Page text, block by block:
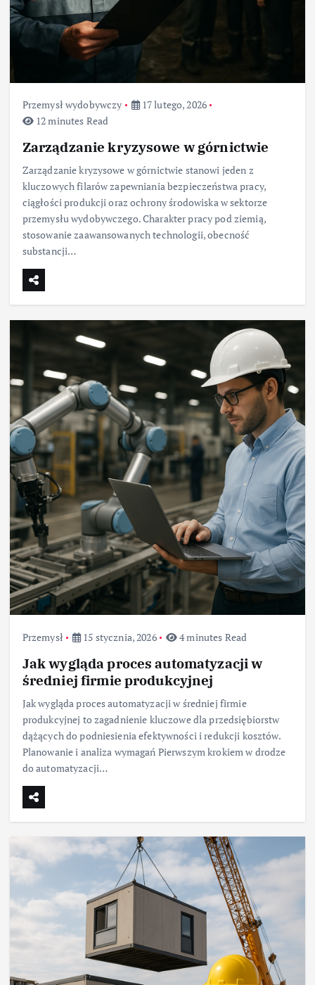
Przemysł wydobywczy
17 lutego, 2026
12 minutes Read
Zarządzanie kryzysowe w górnictwie
Zarządzanie kryzysowe w górnictwie stanowi jeden z
kluczowych filarów zapewniania bezpieczeństwa pracy,
ciągłości produkcji oraz ochrony środowiska w sektorze
przemysłu wydobywczego. Charakter pracy pod ziemią,
stosowanie zaawansowanych technologii, obecność
substancji…
Przemysł 15 stycznia, 2026 4 minutes Read
Jak wygląda proces automatyzacji w
średniej firmie produkcyjnej
Jak wygląda proces automatyzacji w średniej firmie
produkcyjnej to zagadnienie kluczowe dla przedsiębiorstw
dążących do podniesienia efektywności i redukcji kosztów.
Planowanie i analiza wymagań Pierwszym krokiem w drodze
do automatyzacji…